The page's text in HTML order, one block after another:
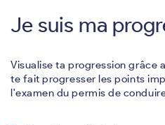
Je suis ma
Visualise ta progression grâce
te fait progresser les points
l'examen du permis de